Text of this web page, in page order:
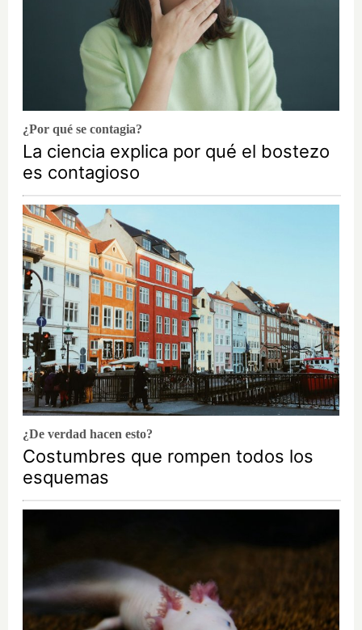
¿Por qué se contagia?
La ciencia explica por qué el bostezo
es contagioso
¿De verdad hacen esto?
Costumbres que rompen todos los
esquemas